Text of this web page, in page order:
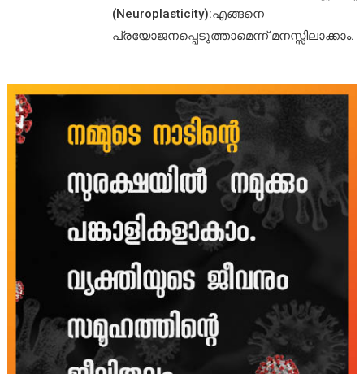
(Neuroplasticity):എങ്ങനെ
പ്രയോജനപ്പെടുത്താമെന്ന് മനസ്സിലാക്കാം.